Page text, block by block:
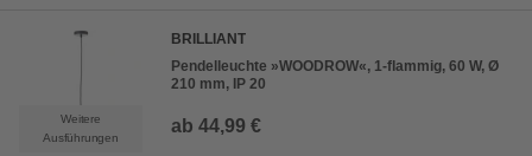
Weitere
Ausführungen
BRILLIANT
Pendelleuchte »WOODROW«, 1-flammig, 60 W, Ø
210 mm, IP 20
ab 44,99 €